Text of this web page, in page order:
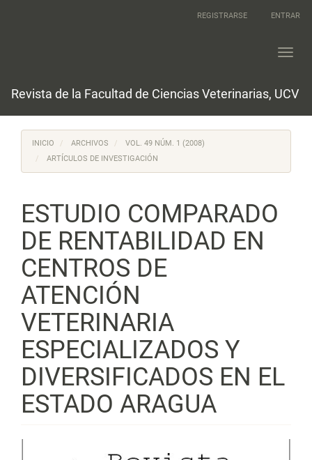
REGISTRARSE ENTRAR
Revista de la Facultad de Ciencias Veterinarias, UCV
INICIO ARCHIVOS
VOL. 49 NÚM. 1 (2008)
ARTÍCULOS DE INVESTIGACIÓN
ESTUDIO COMPARADO
DE RENTABILIDAD EN
CENTROS DE
ATENCIÓN
VETERINARIA
ESPECIALIZADOS Y
DIVERSIFICADOS EN EL
ESTADO ARAGUA